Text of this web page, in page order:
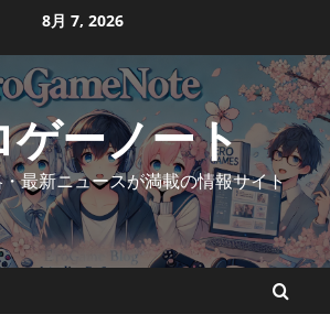
8月 7, 2026
ゲーノート
最新ニュースが満載の情報サイト